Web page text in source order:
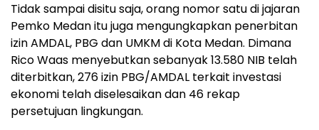
Tidak sampai disitu saja, orang nomor satu di jajaran
Pemko Medan itu juga mengungkapkan penerbitan
izin AMDAL, PBG dan UMKM di Kota Medan. Dimana
Rico Waas menyebutkan sebanyak 13.580 NIB telah
diterbitkan, 276 izin PBG/AMDAL terkait investasi
ekonomi telah diselesaikan dan 46 rekap
persetujuan lingkungan.